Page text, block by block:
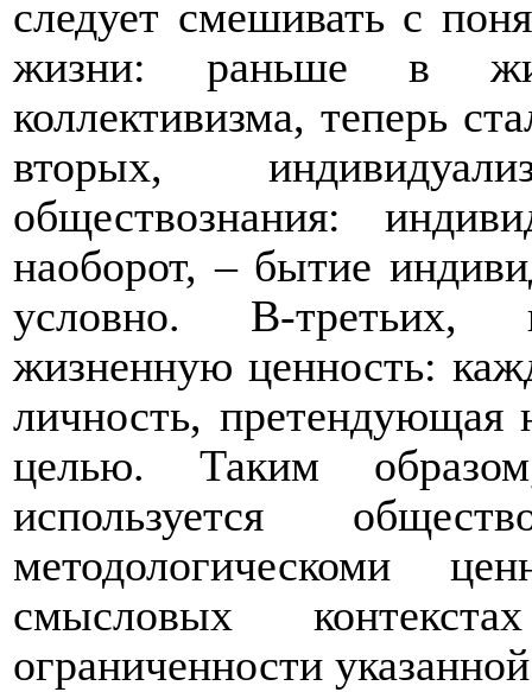
следует смешивать с
жизни: раньше в
коллективизма, теперь
вторых,
обществознания:
наоборот, – бытие
условно. В-третьих,
жизненную ценность:
личность,
целью. Таким
используется
методологическоми
смысловых
ограниченности